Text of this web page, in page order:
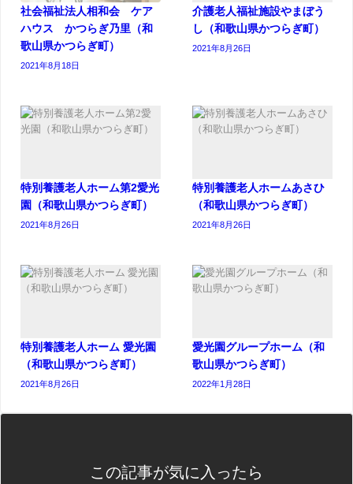
社会福祉法人相和会 ケア
ハウス かつらぎ乃里（和
歌山県かつらぎ町）
2021年8月18日
介護老人福祉施設やまぼう
し（和歌山県かつらぎ町）
2021年8月26日
特別養護老人ホーム第2愛光
園（和歌山県かつらぎ町）
2021年8月26日
特別養護老人ホームあさひ
（和歌山県かつらぎ町）
2021年8月26日
特別養護老人ホーム 愛光園
（和歌山県かつらぎ町）
2021年8月26日
愛光園グループホーム（和
歌山県かつらぎ町）
2022年1月28日
この記事が気に入ったら